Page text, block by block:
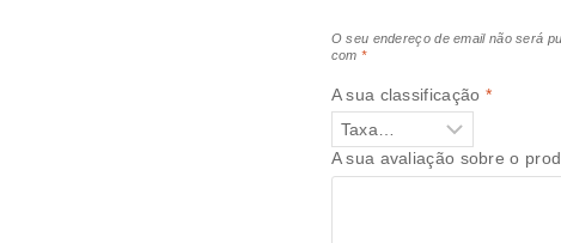
O seu endereço de email não será
com *
A sua classificação *
A sua avaliação sobre o